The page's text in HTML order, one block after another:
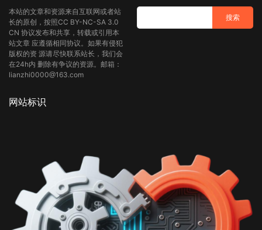
本站的文章和资源来自互联网或者站
长的原创，按照CC BY-NC-SA 3.0
CN 协议发布和共享，转载或引用本
站文章 应遵循相同协议。如果有侵犯
版权的资 源请尽快联系站长，我们会
在24h内 删除有争议的资源。邮箱：
lianzhi0000@163.com
网站标识